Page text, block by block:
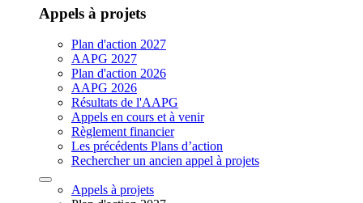
Appels à projets
Plan d'action 2027
AAPG 2027
Plan d'action 2026
AAPG 2026
Résultats de l'AAPG
Appels en cours et à venir
Règlement financier
Les précédents Plans d’action
Rechercher un ancien appel à projets
Appels à projets